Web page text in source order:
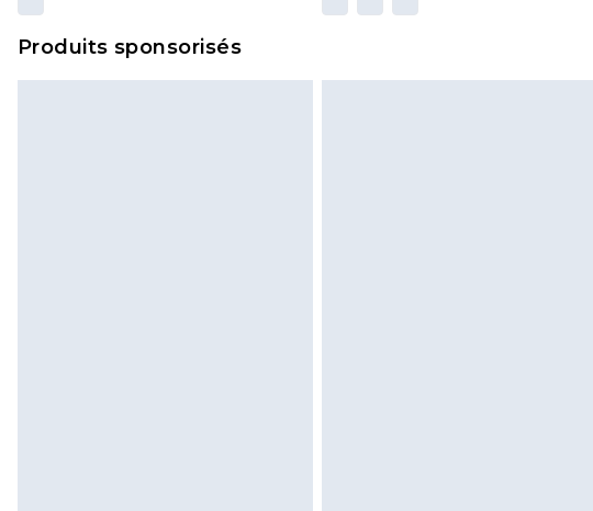
Produits sponsorisés